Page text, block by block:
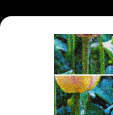
Поиск запчастей
Для автокомпаний